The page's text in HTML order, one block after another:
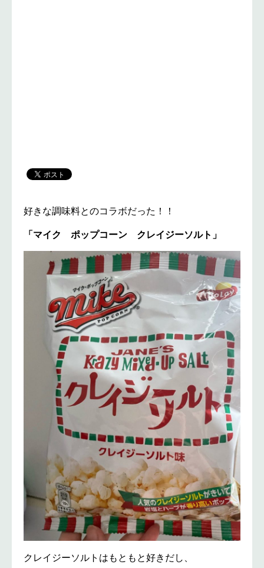
好きな調味料とのコラボだった！！
「マイク ポップコーン クレイジーソルト」
クレイジーソルトはもともと好きだし、